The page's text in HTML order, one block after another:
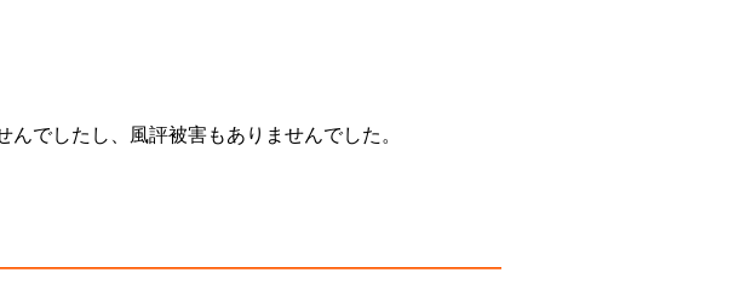
でしたし、風評被害もありませんでした。